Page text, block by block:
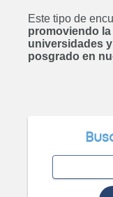
Este tipo de
promoviendo
universidades
posgrado en